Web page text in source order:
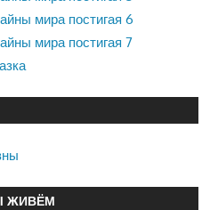
мира постигая 6
мира постигая 7
ЖИВЁМ